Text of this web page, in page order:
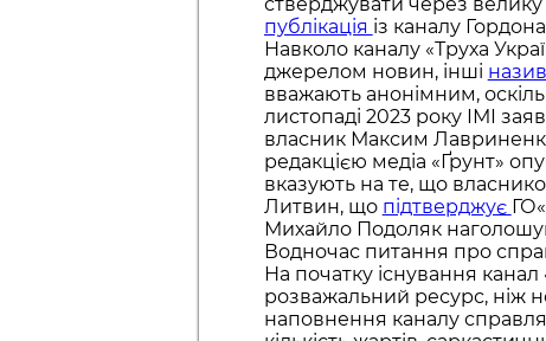
публікація із каналу
Навколо каналу «Труха
джерелом новин, інші
вважають анонімним,
листопаді 2023 року ІМІ
власник Максим
редакцією медіа «Ґрунт»
вказують на те, що
Литвин, що підтверджує
Михайло Подоляк
Водночас питання про
На початку існування канал
розважальний ресурс, ніж
наповнення каналу